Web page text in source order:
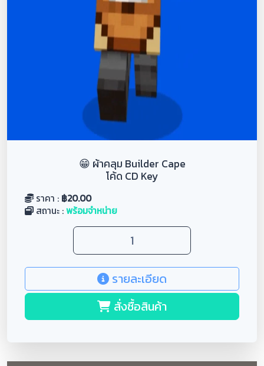
😁 ผ้าคลุม Builder Cape
โค้ด CD Key
ราคา : ฿20.00
สถานะ :พร้อมจำหน่าย
รายละเอียด
สั่งซื้อสินค้า